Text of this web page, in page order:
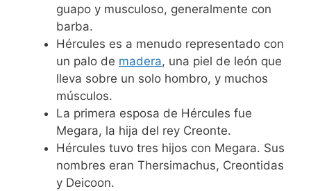
guapo y musculoso, generalmente con
barba.
Hércules es a menudo representado con
un palo de madera, una piel de león que
lleva sobre un solo hombro, y muchos
músculos.
La primera esposa de Hércules fue
Megara, la hija del rey Creonte.
Hércules tuvo tres hijos con Megara. Sus
nombres eran Thersimachus, Creontidas
y Deicoon.